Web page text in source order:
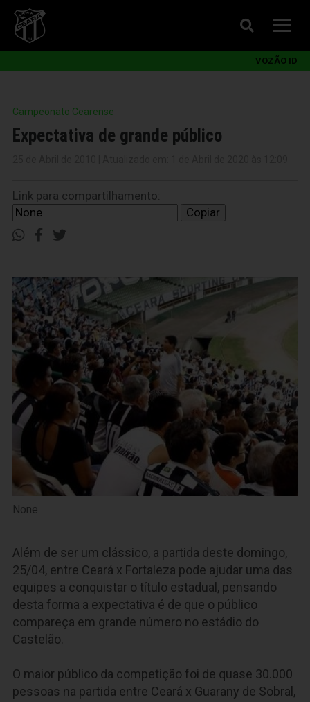
VOZÃO ID
Campeonato Cearense
Expectativa de grande público
Link para compartilhamento:
Copiar
None
Além de ser um clássico, a partida deste domingo,
25/04, entre Ceará x Fortaleza pode ajudar uma das
equipes a conquistar o título estadual, pensando
desta forma a expectativa é de que o público
compareça em grande número no estádio do
Castelão.
O maior público da competição foi de quase 30.000
pessoas na partida entre Ceará x Guarany de Sobral,